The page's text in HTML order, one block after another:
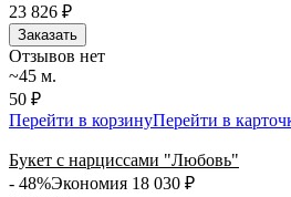
23 826 ₽
Заказать
Отзывов нет
~45 м.
50 ₽
Перейти в корзинуПерейти в
Букет с нарциссами "Любовь"
- 48%Экономия 18 030 ₽